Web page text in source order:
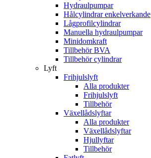
Hydraulpumpar
Hålcylindrar enkelverkande
Lågprofilcylindrar
Manuella hydraulpumpar
Minidomkraft
Tillbehör BVA
Tillbehör cylindrar
Lyft
Frihjulslyft
Alla produkter
Frihjulslyft
Tillbehör
Växellådslyftar
Alla produkter
Växellådslyftar
Hjullyftar
Tillbehör